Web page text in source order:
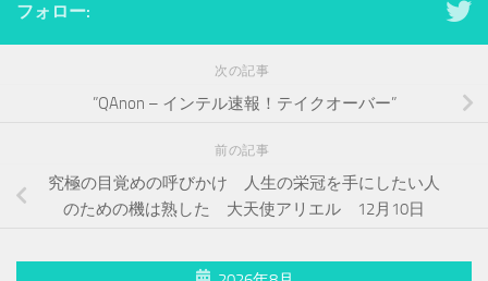
フォロー:
次の記事
”QAnon – インテル速報！テイクオーバー”
前の記事
究極の目覚めの呼びかけ 人生の栄冠を手にしたい人
のための機は熟した 大天使アリエル 12月10日